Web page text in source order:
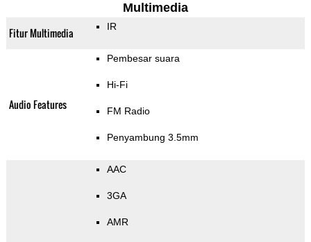
Multimedia
Fitur Multimedia IR
Audio Features
Pembesar suara
Hi-Fi
FM Radio
Penyambung 3.5mm
AAC
3GA
AMR